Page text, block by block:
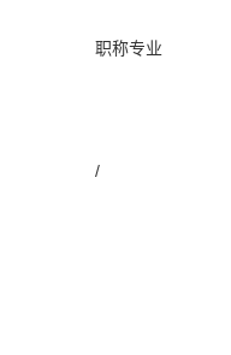
职称专业
/